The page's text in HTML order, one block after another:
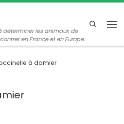
déterminer les animaux de
en France et en Europe.
Search
à damier